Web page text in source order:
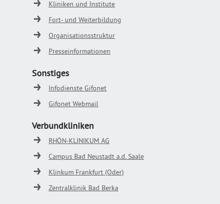
Kliniken und Institute
Fort- und Weiterbildung
Organisationsstruktur
Presseinformationen
Sonstiges
Infodienste Gifonet
Gifonet Webmail
Verbundkliniken
RHÖN-KLINIKUM AG
Campus Bad Neustadt a.d. Saale
Klinkum Frankfurt (Oder)
Zentralklinik Bad Berka